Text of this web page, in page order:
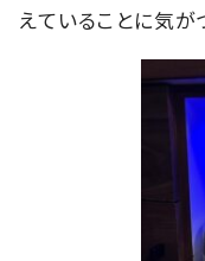
えていることに気が